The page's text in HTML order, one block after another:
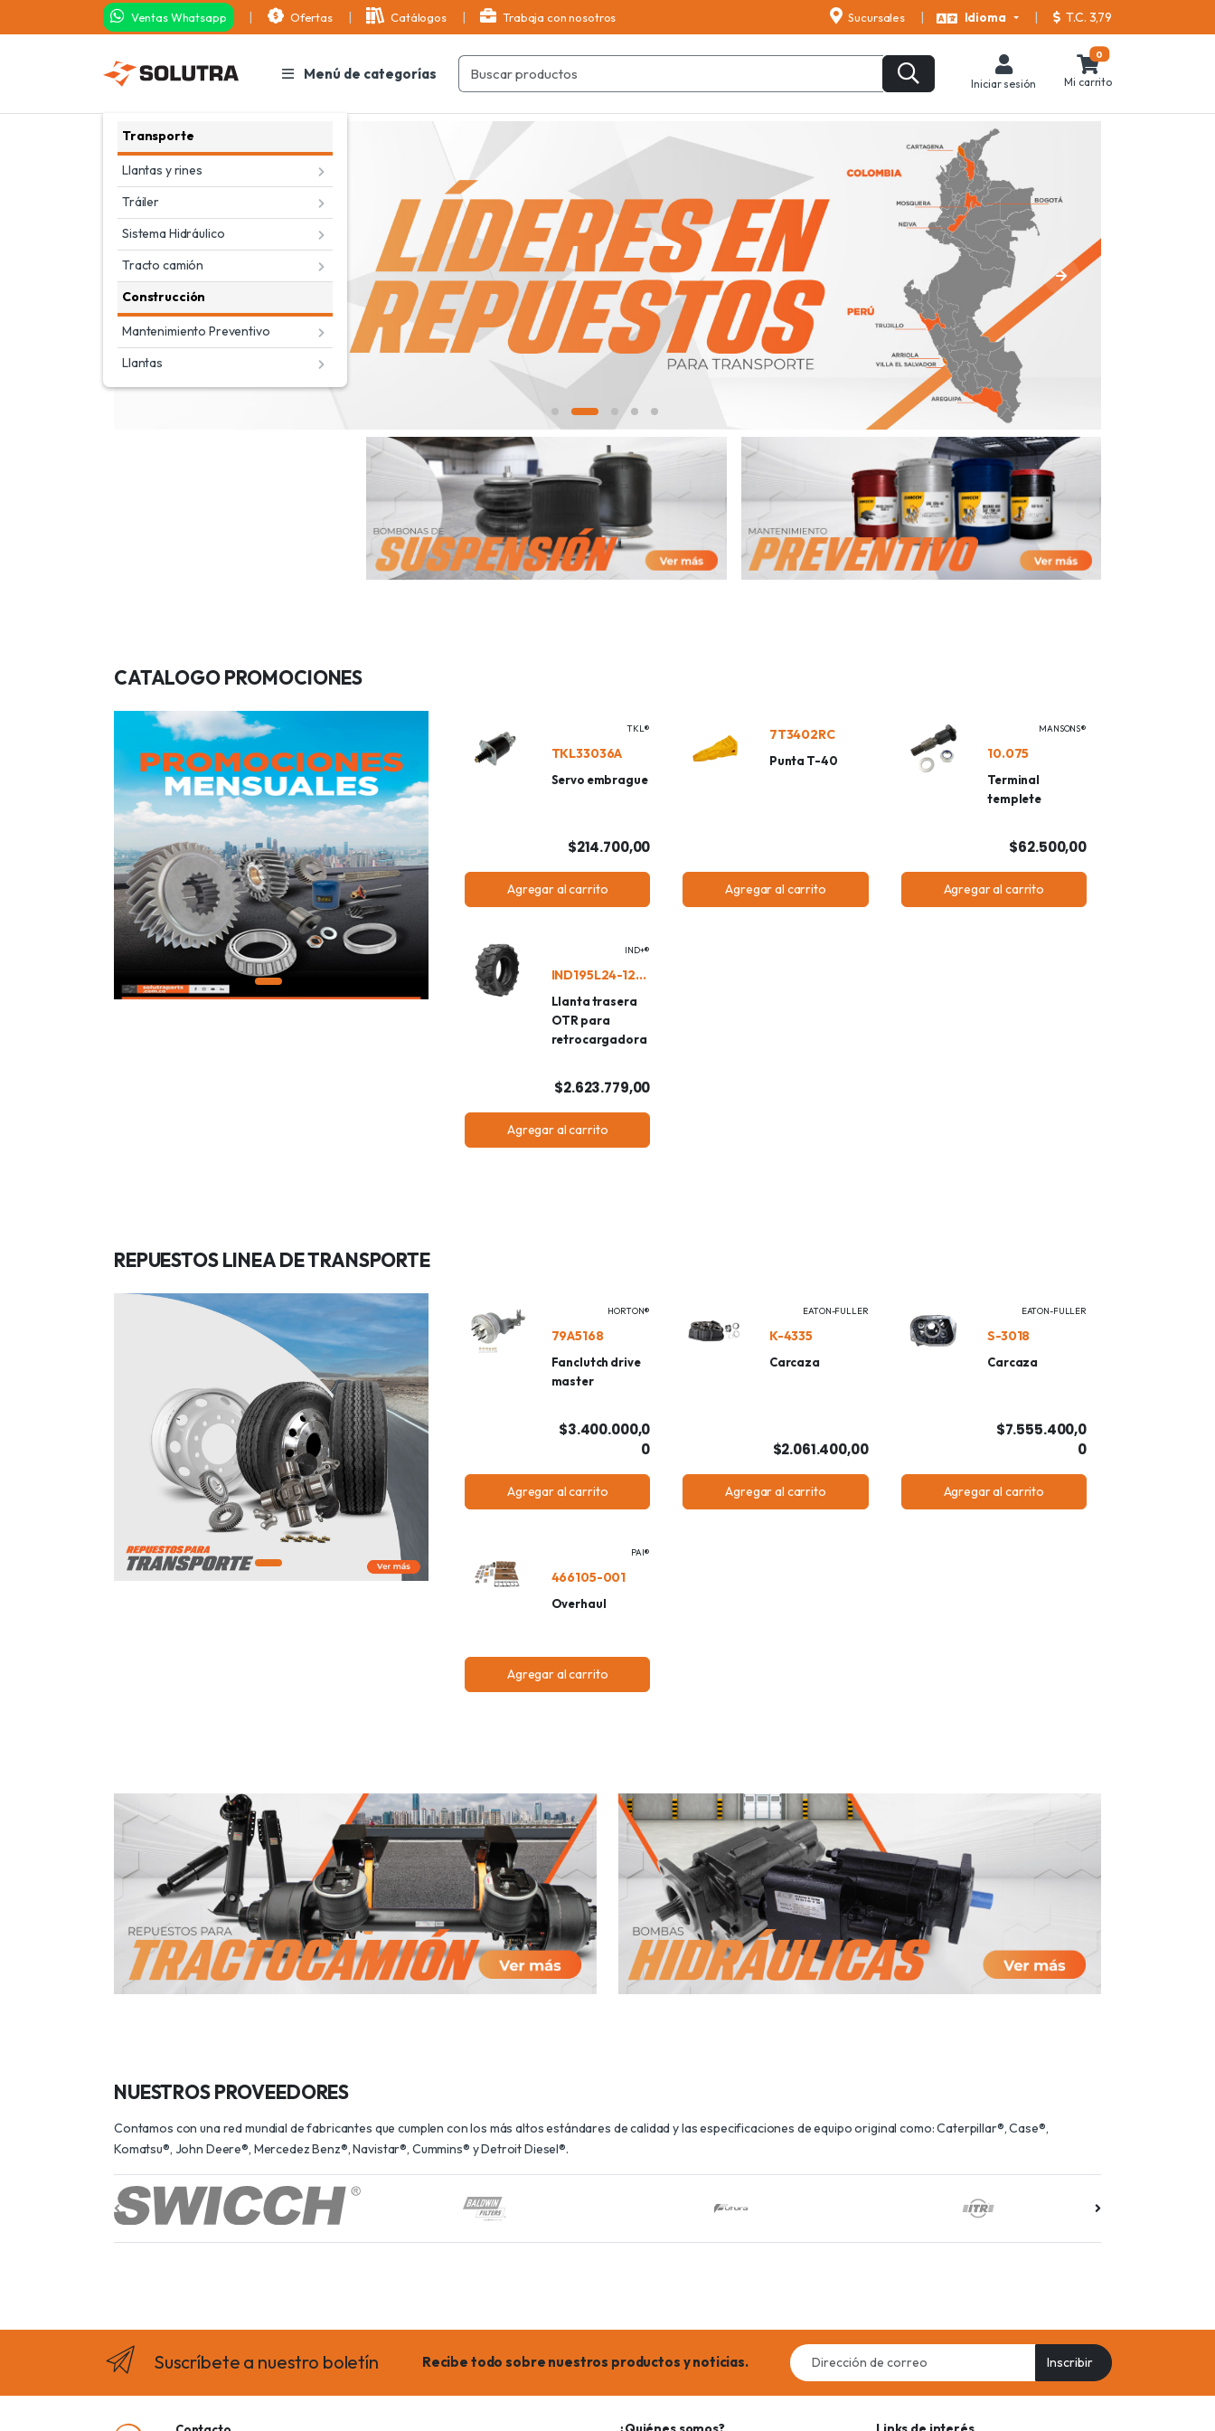
Ventas Whatsapp Ofertas Catálogos Trabaja con nosotros Sucursales Idioma T.C. 3,79
Menú de categorías
Transporte
Llantas y rines
Tráiler
Sistema Hidráulico
Tracto camión
Construcción
Mantenimiento Preventivo
Llantas
Iniciar sesión
0
Mi carrito
CATALOGO PROMOCIONES
TKL®
TKL33036A
Servo embrague
$214.700,00
Agregar al carrito
7T3402RC
Punta T-40
Agregar al carrito
MANSONS®
10.075
Terminal
templete
$62.500,00
Agregar al carrito
IND+®
IND195L24-12CPR4
Llanta trasera
OTR para
retrocargadora
$2.623.779,00
Agregar al carrito
REPUESTOS LINEA DE TRANSPORTE
HORTON®
79A5168
Fanclutch drive
master
$3.400.000,0
0
Agregar al carrito
EATON-FULLER
K-4335
Carcaza
$2.061.400,00
Agregar al carrito
EATON-FULLER
S-3018
Carcaza
$7.555.400,0
0
Agregar al carrito
PAI®
466105-001
Overhaul
Agregar al carrito
NUESTROS PROVEEDORES
Contamos con una red mundial de fabricantes que cumplen con los más altos estándares de calidad y las especificaciones de equipo original como: Caterpillar®, Case®,
Komatsu®, John Deere®, Mercedez Benz®, Navistar®, Cummins® y Detroit Diesel®.
Suscríbete a nuestro boletín Recibe todo sobre nuestros productos y noticias.
Email
address
Inscribir